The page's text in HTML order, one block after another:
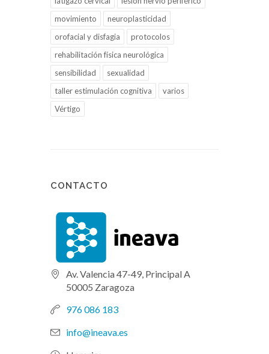
movimiento
neuroplasticidad
orofacial y disfagia
protocolos
rehabilitación física neurológica
sensibilidad
sexualidad
taller estimulación cognitiva
varios
Vértigo
CONTACTO
Av. Valencia 47-49, Principal A
50005 Zaragoza
976 086 183
info@ineava.es